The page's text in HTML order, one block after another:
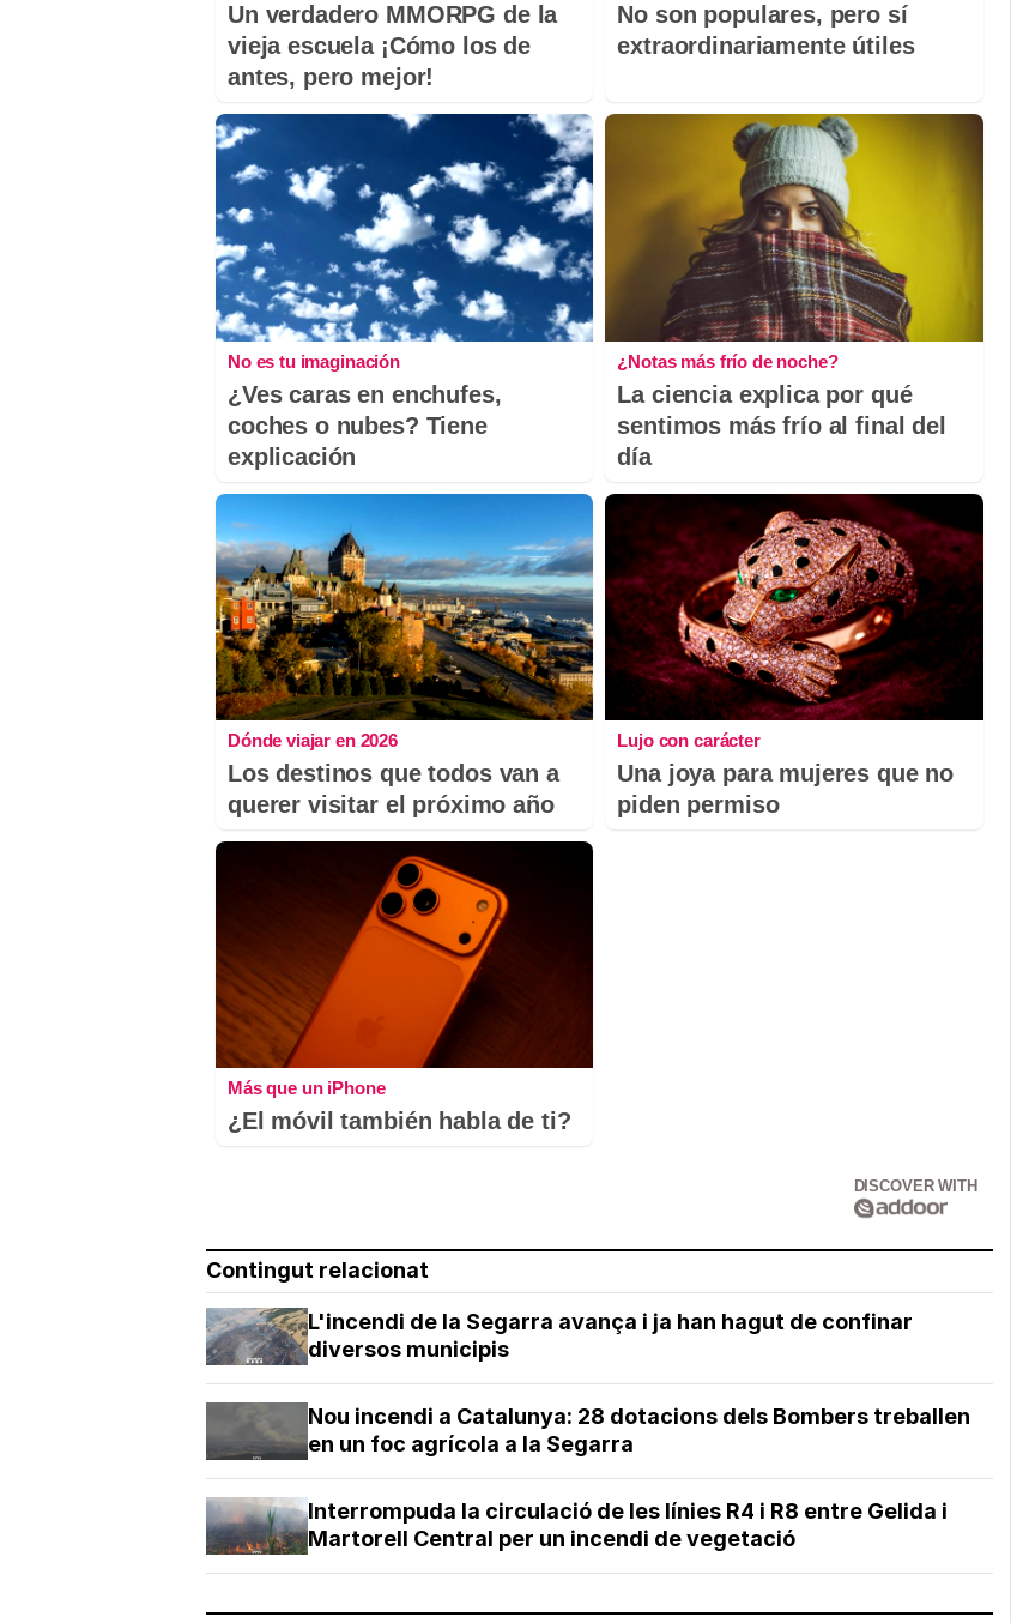
Un verdadero MMORPG de la
vieja escuela ¡Cómo los de
antes, pero mejor!
No son populares, pero sí
extraordinariamente útiles
No es tu imaginación
¿Ves caras en enchufes,
coches o nubes? Tiene
explicación
¿Notas más frío de noche?
La ciencia explica por qué
sentimos más frío al final del
día
Dónde viajar en 2026
Los destinos que todos van a
querer visitar el próximo año
Lujo con carácter
Una joya para mujeres que no
piden permiso
Más que un iPhone
¿El móvil también habla de ti?
DISCOVER WITH
Contingut relacionat
L'incendi de la Segarra avança i ja han hagut de confinar
diversos municipis
Nou incendi a Catalunya: 28 dotacions dels Bombers treballen
en un foc agrícola a la Segarra
Interrompuda la circulació de les línies R4 i R8 entre Gelida i
Martorell Central per un incendi de vegetació